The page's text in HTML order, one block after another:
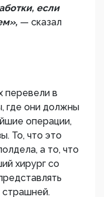
если
— сказал
перевели в
где они должны
операции,
То, что это
а то, что
хирург со
страшней.